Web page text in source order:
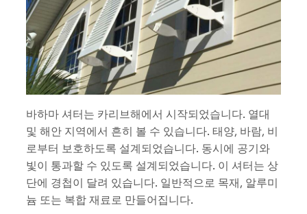
바하마 셔터는 카리브해에서 시작되었습니다. 열대
및 해안 지역에서 흔히 볼 수 있습니다. 태양, 바람, 비
로부터 보호하도록 설계되었습니다. 동시에 공기와
빛이 통과할 수 있도록 설계되었습니다. 이 셔터는 상
단에 경첩이 달려 있습니다. 일반적으로 목재, 알루미
늄 또는 복합 재료로 만들어집니다.